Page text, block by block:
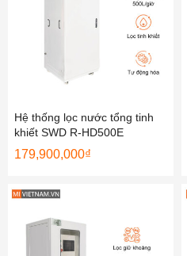
Hệ thống lọc nước tổng tinh
khiết SWD R-HD500E
179,900,000₫